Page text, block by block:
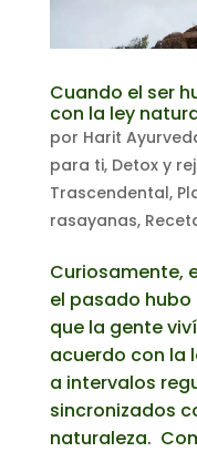
Cuando el ser
con la ley
por Harit
para ti, Detox y
Trascendental,
rasayanas,
Curiosamente,
el pasado
que la gente
acuerdo con la
a intervalos
sincronizados
naturaleza.